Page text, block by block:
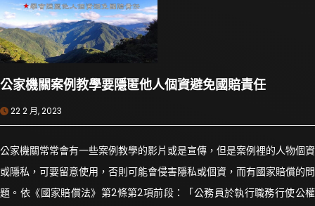
公家機關案例教學要隱匿他人個資避免國賠責任
22 2 月, 2023
公家機關常常會有一些案例教學的影片或是宣傳，但是案例裡的人物個資
或隱私，可要留意使用，否則可能會侵害隱私或個資，而有國家賠償的問
題。依《國家賠償法》第2條第2項前段：「公務員於執行職務行使公權